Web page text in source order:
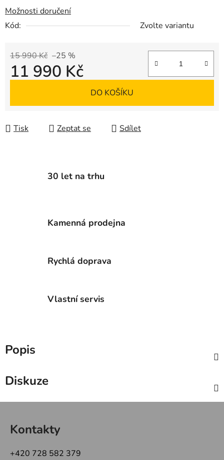
Možnosti doručení
Kód:
Zvolte variantu
15 990 Kč –25 %
11 990 Kč
DO KOŠÍKU
Tisk Zeptat se Sdílet
30 let na trhu
Kamenná prodejna
Rychlá doprava
Vlastní servis
Popis
Diskuze
Kontakty
+420 728 582 379